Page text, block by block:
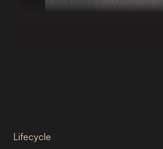
Lifecycle